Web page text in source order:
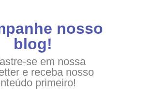
nosso
blog!
se em nossa
e receba nosso
primeiro!